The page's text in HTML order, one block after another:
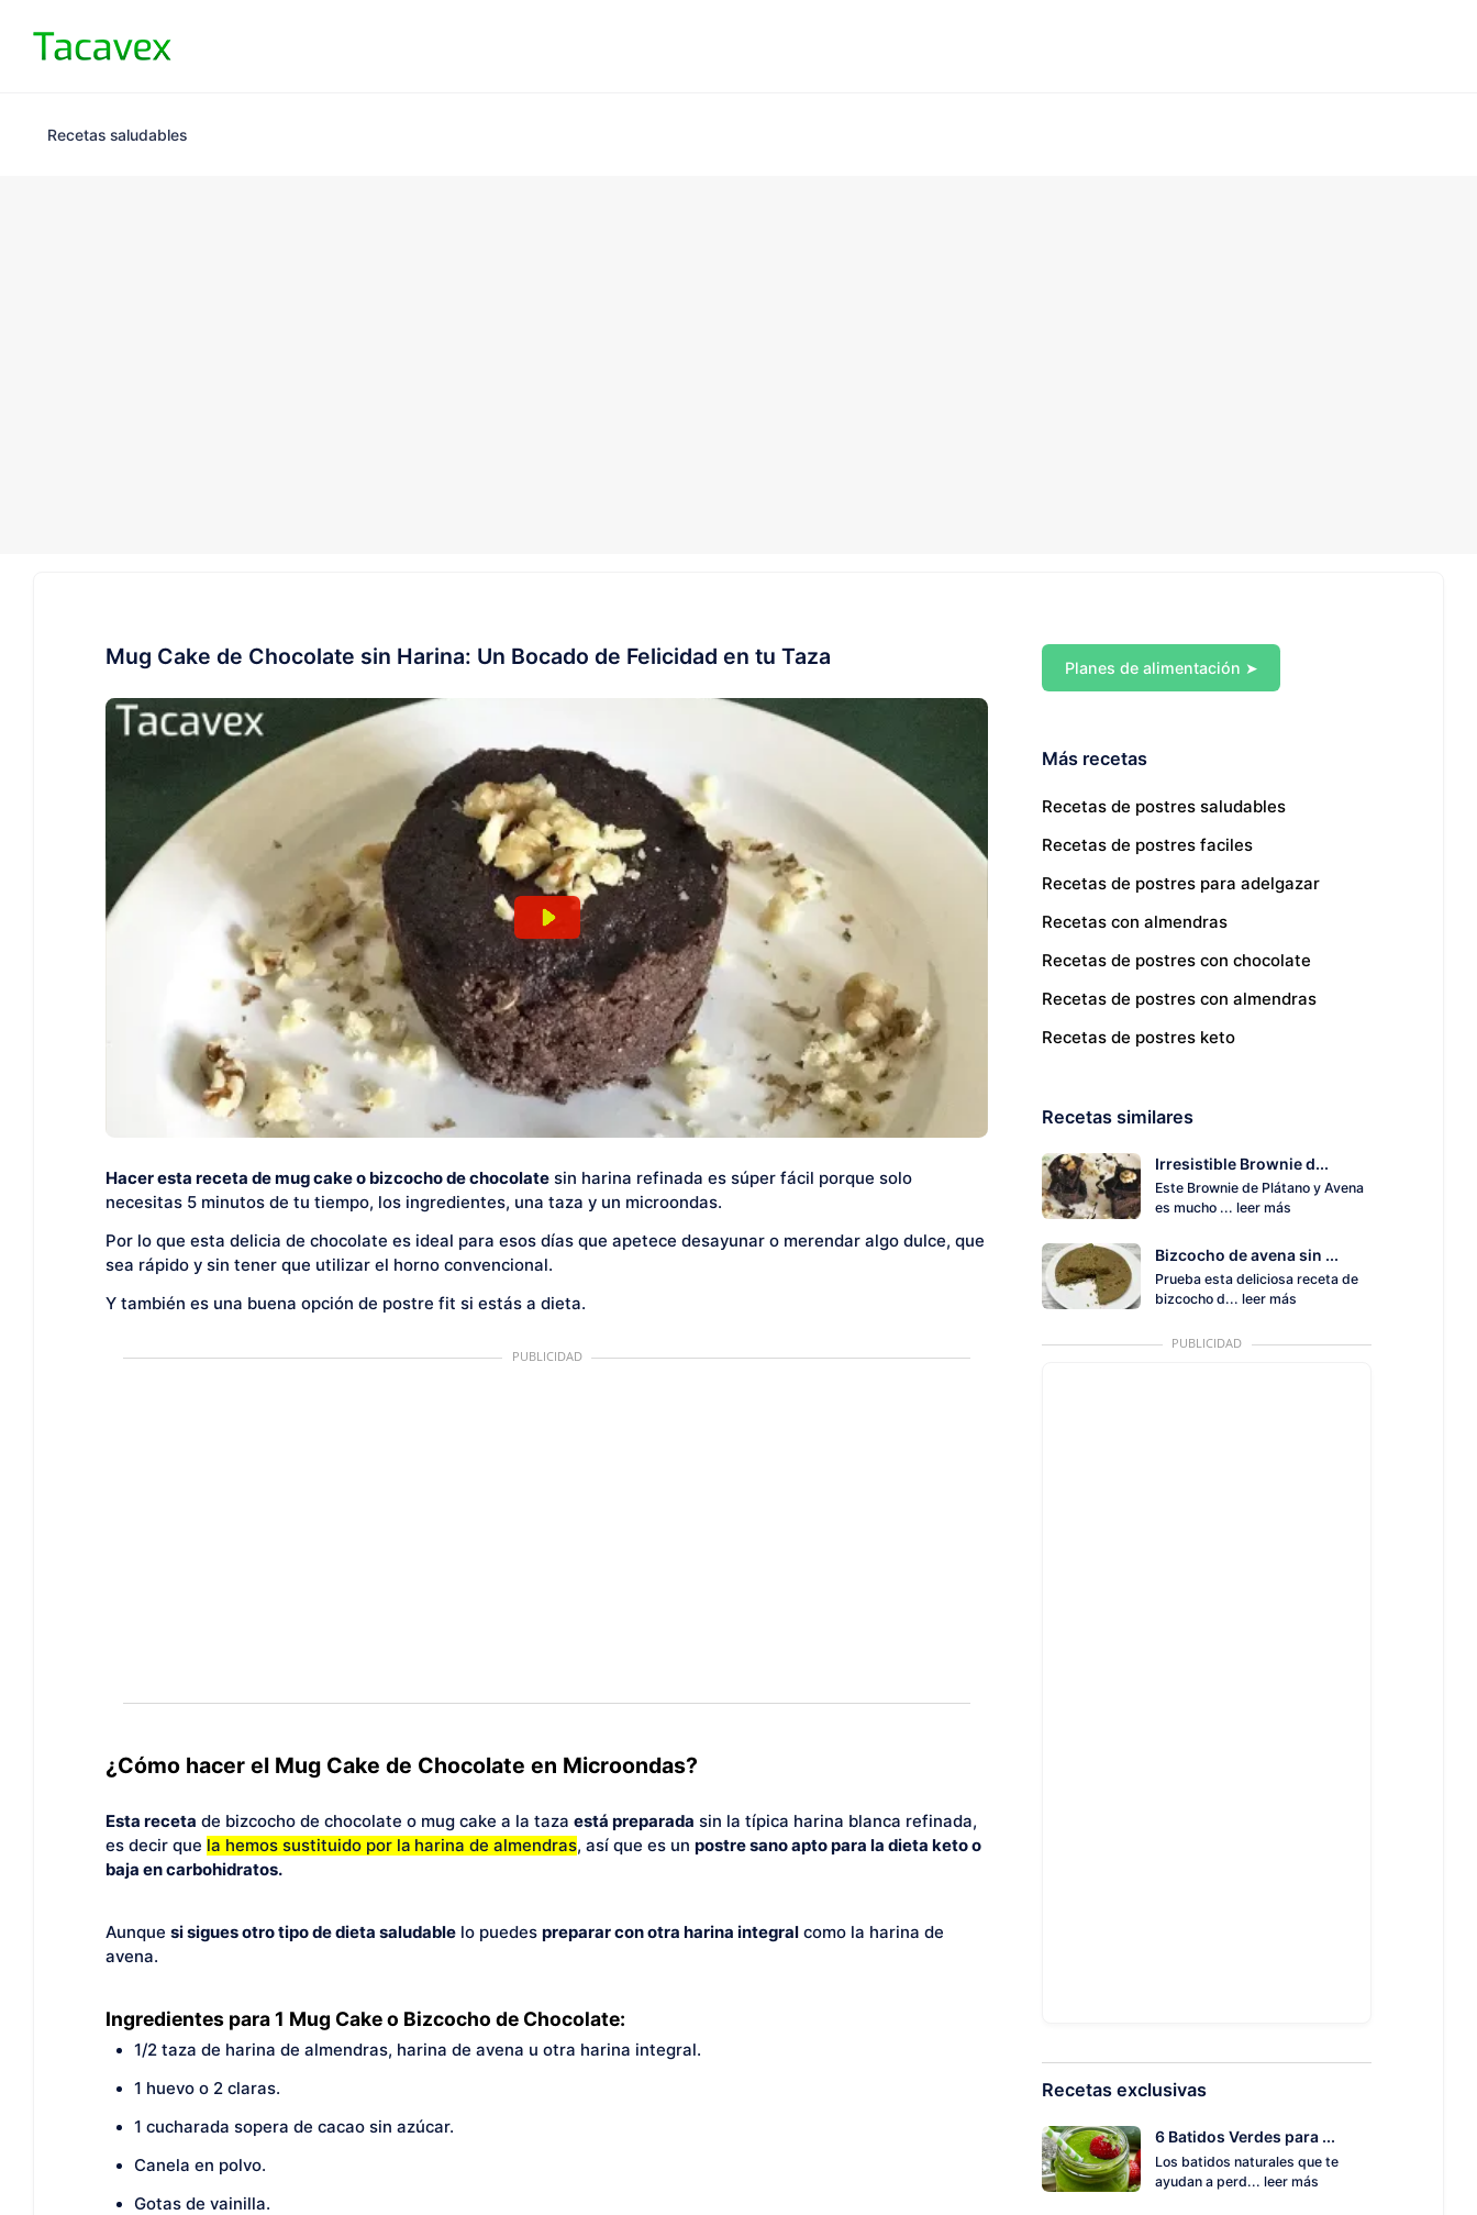
Recetas saludables
Mug Cake de Chocolate sin Harina: Un Bocado de Felicidad en tu Taza
Hacer esta receta de mug cake o bizcocho de chocolate sin harina refinada es súper fácil porque solo
necesitas 5 minutos de tu tiempo, los ingredientes, una taza y un microondas.
Por lo que esta delicia de chocolate es ideal para esos días que apetece desayunar o merendar algo dulce, que
sea rápido y sin tener que utilizar el horno convencional.
Y también es una buena opción de postre fit si estás a dieta.
PUBLICIDAD
¿Cómo hacer el Mug Cake de Chocolate en Microondas?
Esta receta de bizcocho de chocolate o mug cake a la taza está preparada sin la típica harina blanca refinada,
es decir que la hemos sustituido por la harina de almendras, así que es un postre sano apto para la dieta keto o
baja en carbohidratos.
Aunque si sigues otro tipo de dieta saludable lo puedes preparar con otra harina integral como la harina de
avena.
Ingredientes para 1 Mug Cake o Bizcocho de Chocolate:
1/2 taza de harina de almendras, harina de avena u otra harina integral.
1 huevo o 2 claras.
1 cucharada sopera de cacao sin azúcar.
Canela en polvo.
Gotas de vainilla.
Planes de alimentación ➤
Más recetas
Recetas de postres saludables
Recetas de postres faciles
Recetas de postres para adelgazar
Recetas con almendras
Recetas de postres con chocolate
Recetas de postres con almendras
Recetas de postres keto
Recetas similares
Irresistible Brownie d...
Este Brownie de Plátano y Avena
es mucho ... leer más
Bizcocho de avena sin ...
Prueba esta deliciosa receta de
bizcocho d... leer más
PUBLICIDAD
Recetas exclusivas
6 Batidos Verdes para ...
Los batidos naturales que te
ayudan a perd... leer más